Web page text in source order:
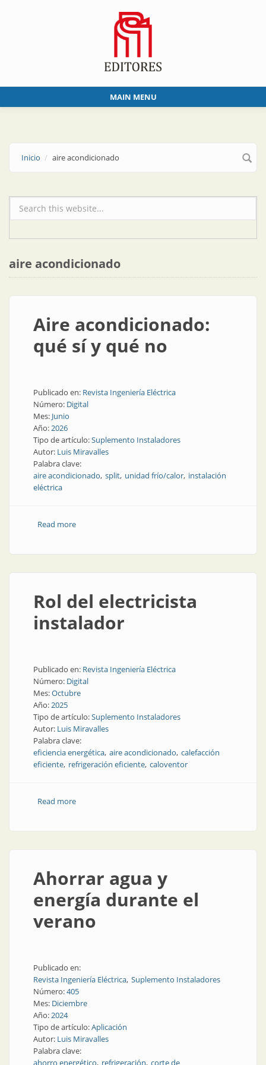
MAIN MENU
Inicio aire acondicionado
Formulario de búsqueda
aire acondicionado
Aire acondicionado:
qué sí y qué no
Publicado en: Revista Ingeniería Eléctrica
Número: Digital
Mes: Junio
Año:2026
Tipo de artículo:Suplemento Instaladores
Autor: Luis Miravalles
Palabra clave:
aire acondicionado split unidad frío/calor instalación
eléctrica
Read moreabout Aire acondicionado: qué sí y qué no
Rol del electricista
instalador
Publicado en: Revista Ingeniería Eléctrica
Número: Digital
Mes:Octubre
Año:2025
Tipo de artículo:Suplemento Instaladores
Autor: Luis Miravalles
Palabra clave:
eficiencia energética aire acondicionado calefacción
eficiente refrigeración eficiente caloventor
Read moreabout Rol del electricista instalador
Ahorrar agua y
energía durante el
verano
Publicado en:
Revista Ingeniería Eléctrica Suplemento Instaladores
Número:405
Mes: Diciembre
Año:2024
Tipo de artículo:Aplicación
Autor: Luis Miravalles
Palabra clave:
ahorro energético refrigeración corte de